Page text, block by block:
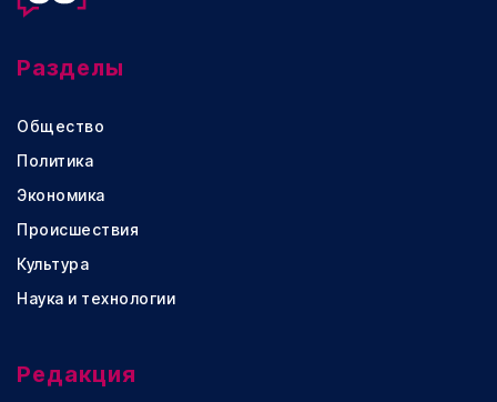
Разделы
Общество
Политика
Экономика
Происшествия
Культура
Наука и технологии
Редакция